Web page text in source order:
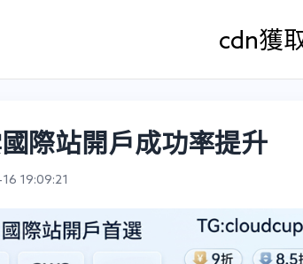
cdn獲
際站開戶成功率提升
19:09:21